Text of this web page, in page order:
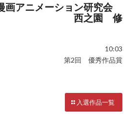
画アニメーション研究会
西之園 修
10:03
第2回 優秀作品賞
入選作品一覧